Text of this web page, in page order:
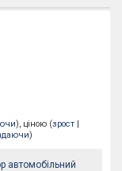
), ціною (зрост|
)
автомобільний